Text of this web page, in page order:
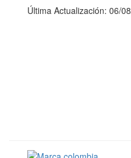
Última Actualización: 06/